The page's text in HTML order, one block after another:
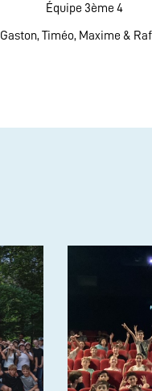
Équipe 3ème 4
Gaston, Timéo, Maxime &